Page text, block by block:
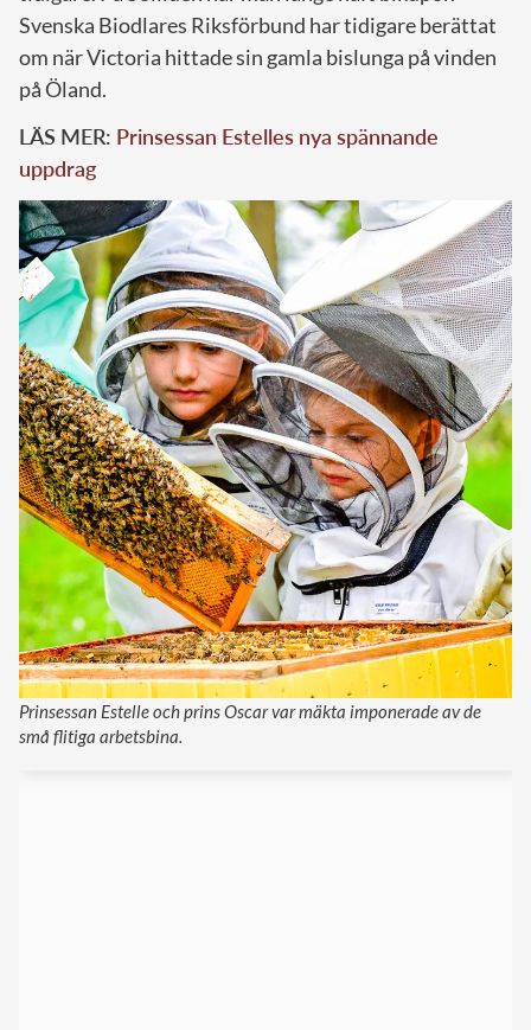
Svenska Biodlares Riksförbund har tidigare berättat
om när Victoria hittade sin gamla bislunga på vinden
på Öland.
LÄS MER: Prinsessan Estelles nya spännande
uppdrag
Prinsessan Estelle och prins Oscar var mäkta imponerade av de
små flitiga arbetsbina.